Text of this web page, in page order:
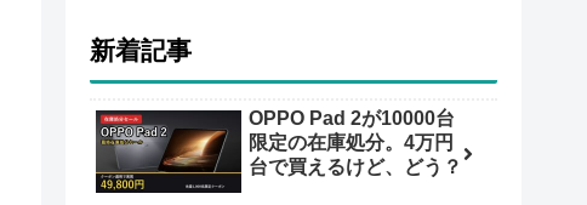
新着記事
OPPO Pad 2が10000台
限定の在庫処分。4万円
台で買えるけど、どう？